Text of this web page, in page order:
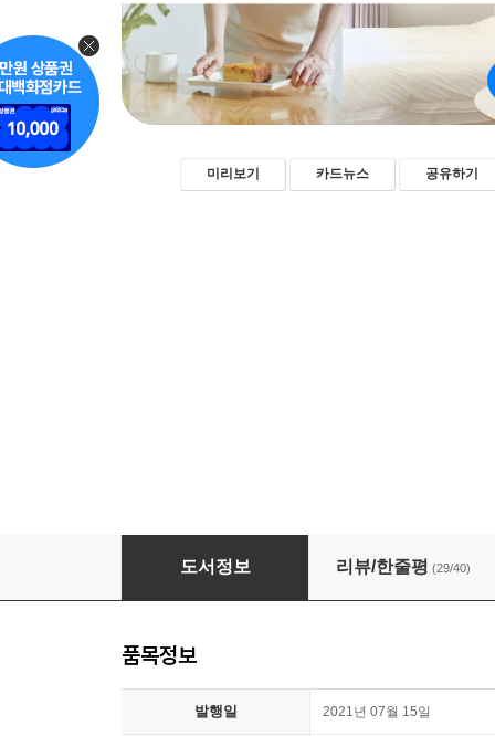
미리보기 카드뉴스 공유하기
오전의 살림 탐구
도서정보 리뷰/한줄평 (29/40)
품목정보
발행일 2021년 07월 15일